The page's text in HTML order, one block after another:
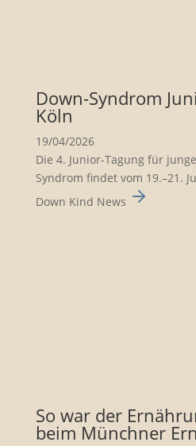
Down-Syndrom
Köln
19/04/2026
Die 4. Junior-Tagung für
Syndrom findet vom 19.–21.
Down Kind News
So war der
beim Münchner